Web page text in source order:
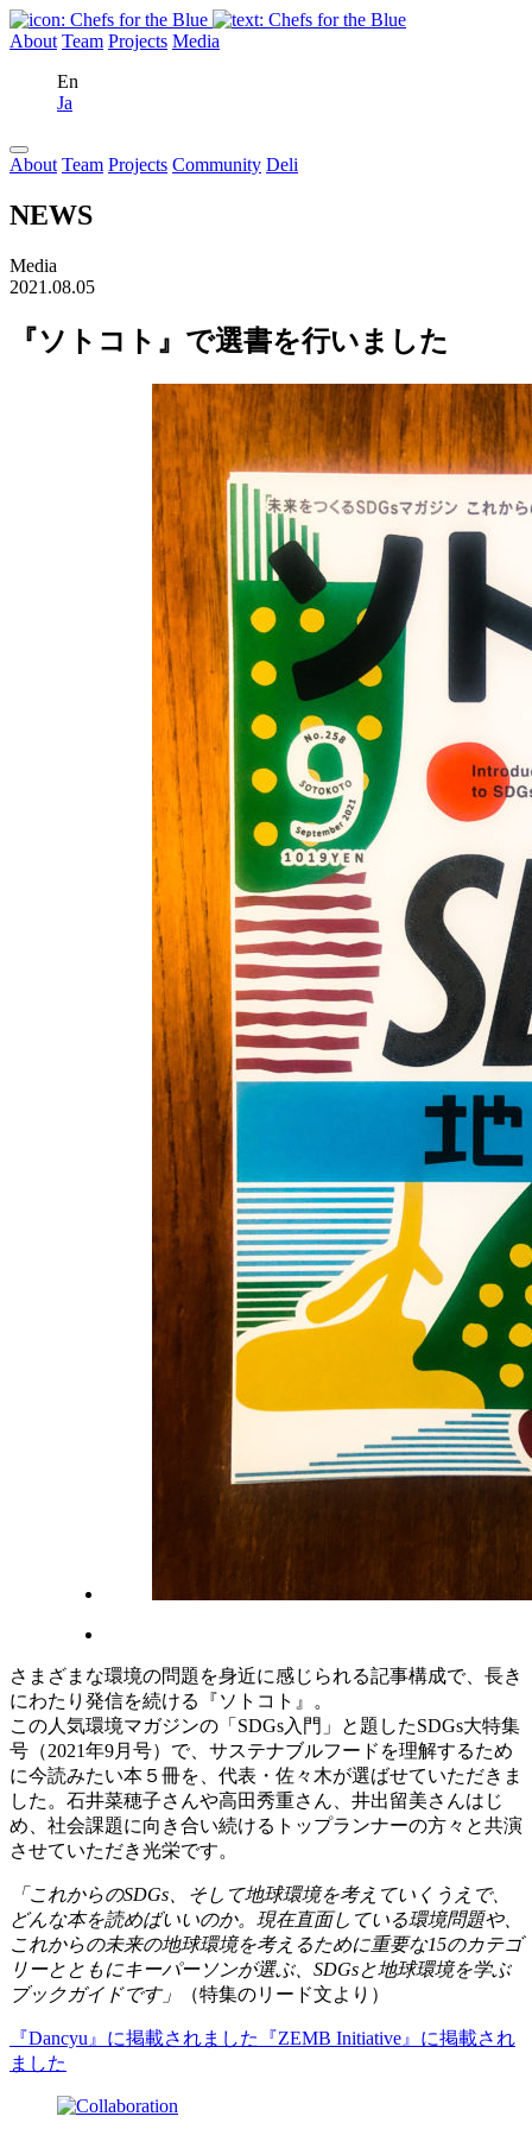
About Team Projects Media
En
Ja
About Team Projects Community Deli
NEWS
Media
2021.08.05
『ソトコト』で選書を行いました
さまざまな環境の問題を身近に感じられる記事構成で、長き
にわたり発信を続ける『ソトコト』。
この人気環境マガジンの「SDGs入門」と題したSDGs大特集
号（2021年9月号）で、サステナブルフードを理解するため
に今読みたい本５冊を、代表・佐々木が選ばせていただきま
した。石井菜穂子さんや高田秀重さん、井出留美さんはじ
め、社会課題に向き合い続けるトップランナーの方々と共演
させていただき光栄です。
「これからのSDGs、そして地球環境を考えていくうえで、
どんな本を読めばいいのか。現在直面している環境問題や、
これからの未来の地球環境を考えるために重要な15のカテゴ
リーとともにキーパーソンが選ぶ、SDGsと地球環境を学ぶ
ブックガイドです」
（特集のリード文より）
『Dancyu』に掲載されました
『ZEMB Initiative』に掲載され
ました